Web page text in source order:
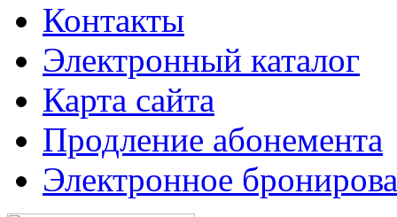
Контакты
Электронный каталог
Карта сайта
Продление абонемента
Электронное